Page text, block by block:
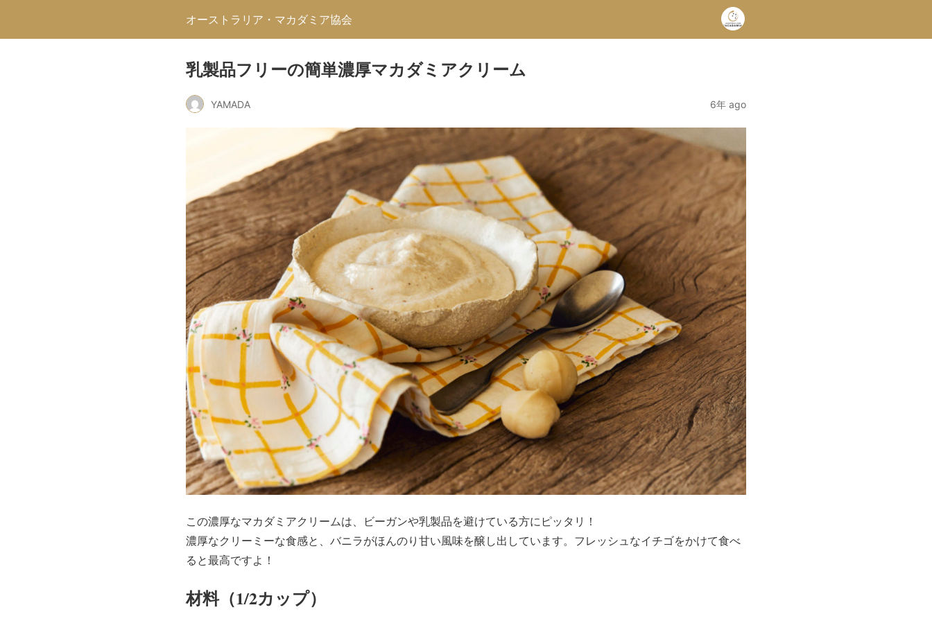
オーストラリア・マカダミア協会
乳製品フリーの簡単濃厚マカダミアクリーム
YAMADA 6年 ago
この濃厚なマカダミアクリームは、ビーガンや乳製品を避けている方にピッタリ！
濃厚なクリーミーな食感と、バニラがほんのり甘い風味を醸し出しています。フレッシュなイチゴをかけて食べ
ると最高ですよ！
材料（1/2カップ）